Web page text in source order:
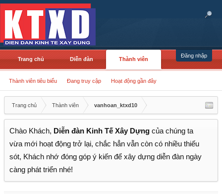
Đăng nhập
Trang chủ Diễn đàn Thành viên
Thành viên tiêu biểu Đang truy cập Hoạt động gần đây
Trang chủ Thành viên vanhoan_ktxd10
Chào Khách, Diễn đàn Kinh Tế Xây Dựng của chúng ta
vừa mới hoạt động trở lại, chắc hẳn vẫn còn có nhiều thiếu
sót, Khách nhớ đóng góp ý kiến để xây dựng diễn đàn ngày
càng phát triển nhé!